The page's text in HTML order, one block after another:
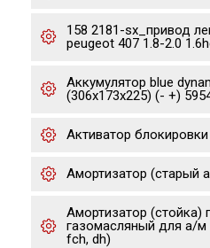
158 2181-sx_привод
peugeot 407 1.8-2.0
Аккумулятор blue
(306x173x225) (- +)
Активатор
Амортизатор (старый
Амортизатор (стойка)
газомасляный для а/
fch, dh)